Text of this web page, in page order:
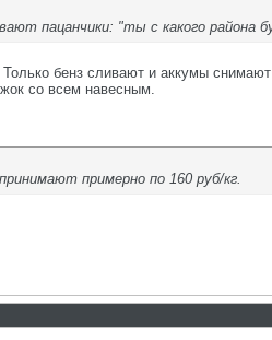
пацанчики: "ты с какого района
бенз сливают и аккумы
со всем навесным.
примерно по 160 руб/кг.